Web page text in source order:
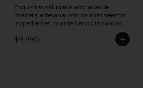
Exquisitas calugas elaboradas de
manera artesanal con los más selectos
ingredientes, manteniendo la calidad
propia de Vettel. Encuéntralas en sus
distintas variedades para que
$9.990